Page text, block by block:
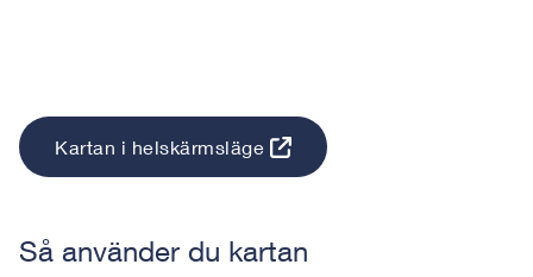
Kartan i helskärmsläge
Så använder du kartan